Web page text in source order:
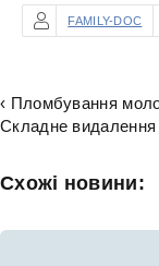
FAMILY-DOC
‹ Пломбування
Складне видалення
Схожі новини: